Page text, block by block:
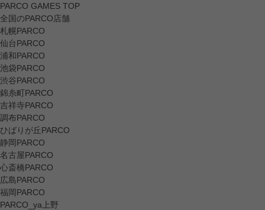
PARCO GAMES TOP
全国のPARCO店舗
札幌PARCO
仙台PARCO
浦和PARCO
池袋PARCO
渋谷PARCO
錦糸町PARCO
吉祥寺PARCO
調布PARCO
ひばりが丘PARCO
静岡PARCO
名古屋PARCO
心斎橋PARCO
広島PARCO
福岡PARCO
PARCO_ya上野